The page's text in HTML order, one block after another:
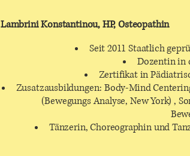
Lambrini Konstantinou, HP, Osteopathin
Seit 2011 Staatlich
Dozentin in
Zertifikat in
Zusatzausbildungen: Body-Mind
(Bewegungs Analyse, New York) ,
Tänzerin, Choreographin und